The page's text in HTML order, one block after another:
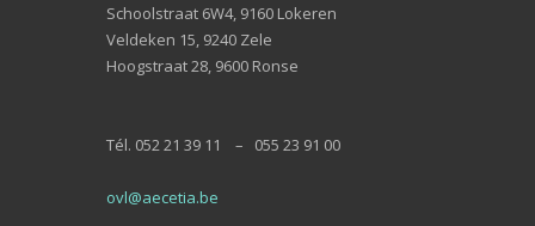
Schoolstraat 6W4, 9160 Lokeren
Veldeken 15, 9240 Zele
Hoogstraat 28, 9600 Ronse
Tél. 052 21 39 11 – 055 23 91 00
ovl@aecetia.be